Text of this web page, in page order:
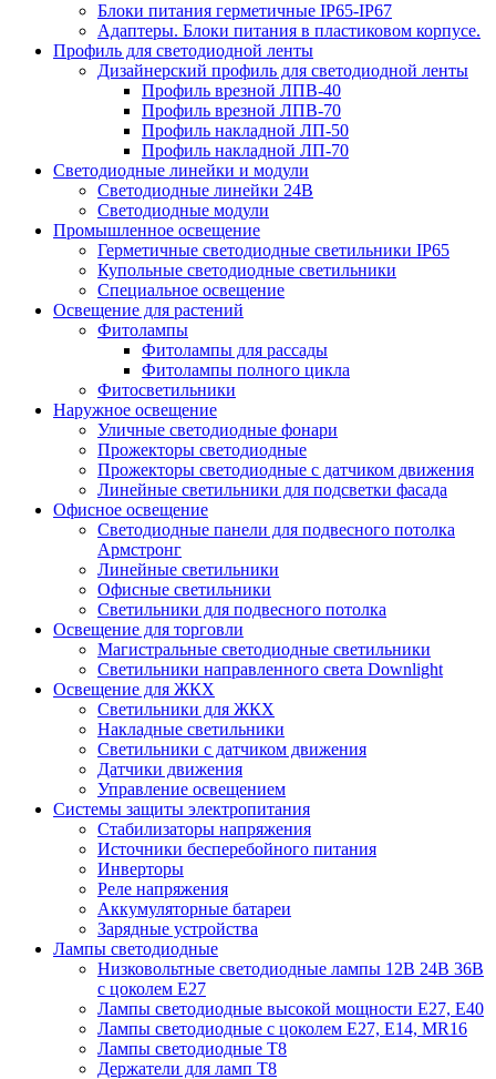
Блоки питания герметичные IP65-IP67
Адаптеры. Блоки питания в пластиковом корпусе.
Профиль для светодиодной ленты
Дизайнерский профиль для светодиодной ленты
Профиль врезной ЛПВ-40
Профиль врезной ЛПВ-70
Профиль накладной ЛП-50
Профиль накладной ЛП-70
Светодиодные линейки и модули
Светодиодные линейки 24В
Светодиодные модули
Промышленное освещение
Герметичные светодиодные светильники IP65
Купольные светодиодные светильники
Специальное освещение
Освещение для растений
Фитолампы
Фитолампы для рассады
Фитолампы полного цикла
Фитосветильники
Наружное освещение
Уличные светодиодные фонари
Прожекторы светодиодные
Прожекторы светодиодные с датчиком движения
Линейные светильники для подсветки фасада
Офисное освещение
Cветодиодные панели для подвесного потолка
Армстронг
Линейные светильники
Офисные светильники
Светильники для подвесного потолка
Освещение для торговли
Магистральные светодиодные светильники
Светильники направленного света Downlight
Освещение для ЖКХ
Светильники для ЖКХ
Накладные светильники
Светильники с датчиком движения
Датчики движения
Управление освещением
Системы защиты электропитания
Стабилизаторы напряжения
Источники бесперебойного питания
Инверторы
Реле напряжения
Аккумуляторные батареи
Зарядные устройства
Лампы светодиодные
Низковольтные светодиодные лампы 12В 24В 36В
с цоколем Е27
Лампы светодиодные высокой мощности Е27, Е40
Лампы светодиодные с цоколем Е27, Е14, MR16
Лампы светодиодные Т8
Держатели для ламп T8